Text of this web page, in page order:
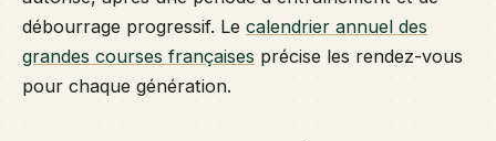
débourrage progressif. Le calendrier annuel des
grandes courses françaises précise les rendez-vous
pour chaque génération.